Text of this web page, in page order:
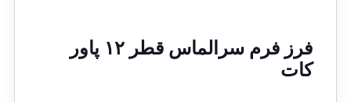
فرز فرم سرالماس قطر ۱۲ پاور
کات